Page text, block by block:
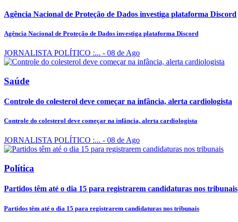
Agência Nacional de Proteção de Dados investiga plataforma Discord
Agência Nacional de Proteção de Dados investiga plataforma Discord
JORNALISTA POLÍTICO :... - 08 de Ago
Saúde
Controle do colesterol deve começar na infância, alerta cardiologista
Controle do colesterol deve começar na infância, alerta cardiologista
JORNALISTA POLÍTICO :... - 08 de Ago
Política
Partidos têm até o dia 15 para registrarem candidaturas nos tribunais
Partidos têm até o dia 15 para registrarem candidaturas nos tribunais